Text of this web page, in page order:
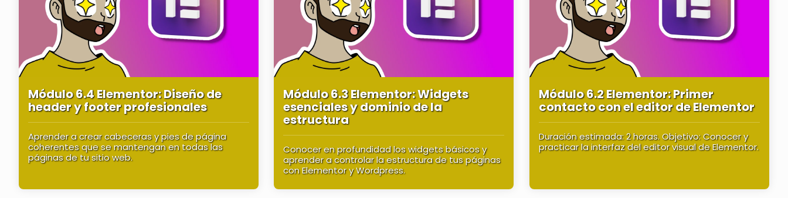
Módulo 6.4 Elementor: Diseño de
header y footer profesionales
Aprender a crear cabeceras y pies de página
coherentes que se mantengan en todas las
páginas de tu sitio web.
Módulo 6.3 Elementor: Widgets
esenciales y dominio de la
estructura
Conocer en profundidad los widgets básicos y
aprender a controlar la estructura de tus páginas
con Elementor y Wordpress.
Módulo 6.2 Elementor: Primer
contacto con el editor de Elementor
Duración estimada: 2 horas. Objetivo: Conocer y
practicar la interfaz del editor visual de Elementor.